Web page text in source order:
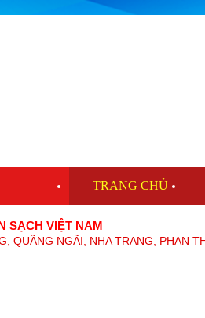
TRANG CHỦ
SẠCH VIỆT NAM
QUÃNG NGÃI, NHA TRANG, PHAN